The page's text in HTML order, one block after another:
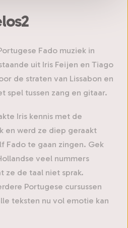
Fado muziek in
uit Iris Feijen en Tiago
de straten van Lissabon en
spel tussen zang en gitaar.
Iris kennis met de
en werd ze diep geraakt
Fado te gaan zingen. Gek
veel nummers
ze de taal niet sprak.
Portugese cursussen
teksten nu vol emotie kan